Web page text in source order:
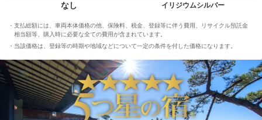
なし
イリジウムシルバー
支払総額には、車両本体価格の他、保険料、税金、登録等に伴う費用、リサイクル預託金
相当額等、購入時に必要な全ての費用が含まれています。
当該価格は、登録等の時期や地域などについて一定の条件を付した価格になります。